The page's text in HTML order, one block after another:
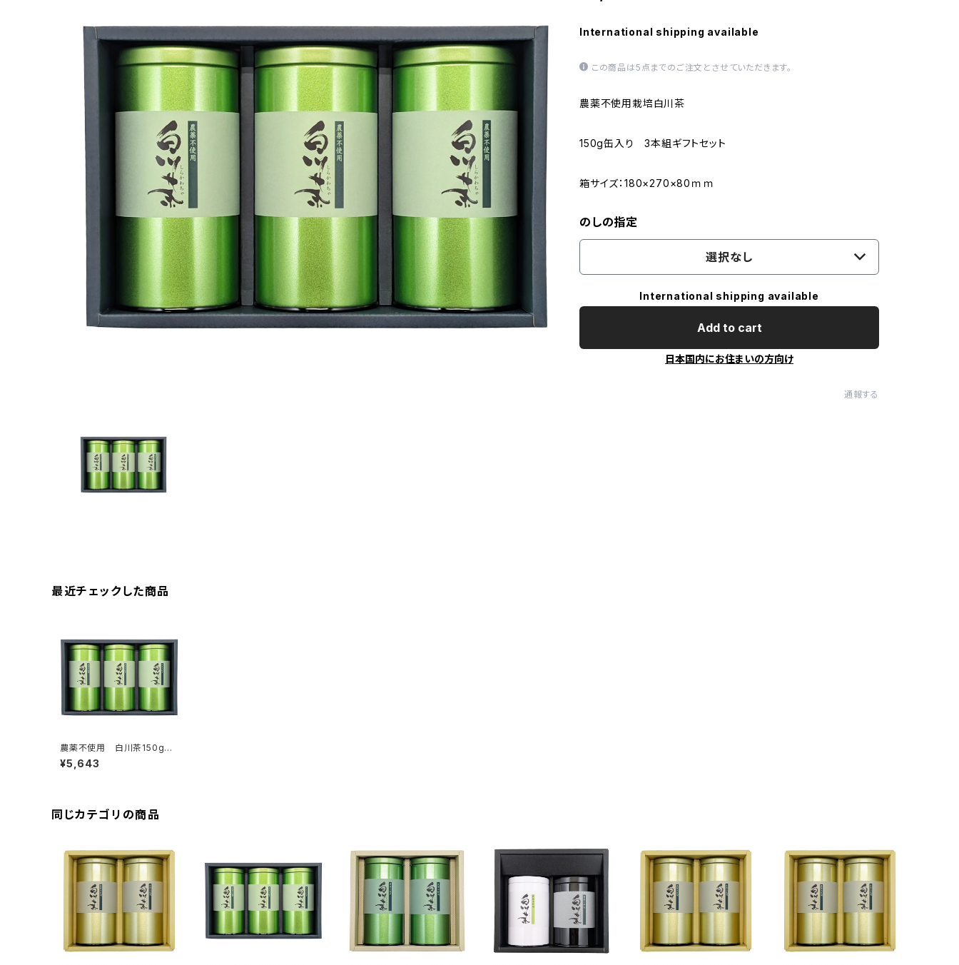
International shipping available
この商品は5点までのご注文とさせていただきます。
農薬不使用栽培白川茶
150g缶入り 3本組ギフトセット
箱サイズ：180×270×80ｍｍ
のしの指定
選択なし
International shipping available
Add to cart
日本国内にお住まいの方向け
通報する
最近チェックした商品
農薬不使用 白川茶150g缶
入り 3本組ギフト NO.7ず
いうん・こうぎょく・みどり
¥5,643
同じカテゴリの商品